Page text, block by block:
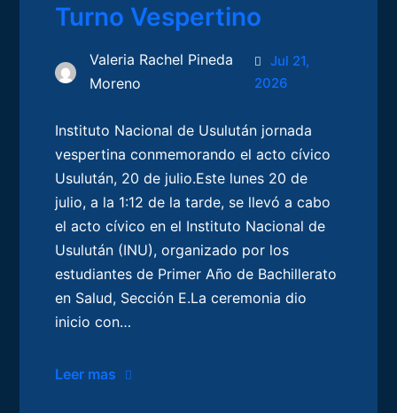
Turno Vespertino
Valeria Rachel Pineda
Moreno
Jul 21,
2026
Instituto Nacional de Usulután jornada
vespertina conmemorando el acto cívico
Usulután, 20 de julio.Este lunes 20 de
julio, a la 1:12 de la tarde, se llevó a cabo
el acto cívico en el Instituto Nacional de
Usulután (INU), organizado por los
estudiantes de Primer Año de Bachillerato
en Salud, Sección E.La ceremonia dio
inicio con…
Leer mas